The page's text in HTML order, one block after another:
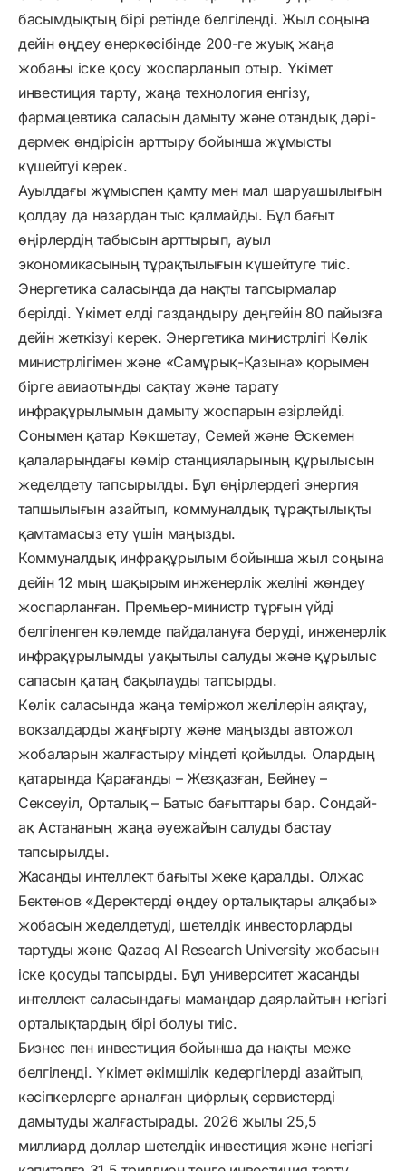
басымдықтың бірі ретінде белгіленді. Жыл соңына
дейін өңдеу өнеркәсібінде 200-ге жуық жаңа
жобаны іске қосу жоспарланып отыр. Үкімет
инвестиция тарту, жаңа технология енгізу,
фармацевтика саласын дамыту және отандық дәрі-
дәрмек өндірісін арттыру бойынша жұмысты
күшейтуі керек.
Ауылдағы жұмыспен қамту мен мал шаруашылығын
қолдау да назардан тыс қалмайды. Бұл бағыт
өңірлердің табысын арттырып, ауыл
экономикасының тұрақтылығын күшейтуге тиіс.
Энергетика саласында да нақты тапсырмалар
берілді. Үкімет елді газдандыру деңгейін 80 пайызға
дейін жеткізуі керек. Энергетика министрлігі Көлік
министрлігімен және «Самұрық-Қазына» қорымен
бірге авиаотынды сақтау және тарату
инфрақұрылымын дамыту жоспарын әзірлейді.
Сонымен қатар Көкшетау, Семей және Өскемен
қалаларындағы көмір станцияларының құрылысын
жеделдету тапсырылды. Бұл өңірлердегі энергия
тапшылығын азайтып, коммуналдық тұрақтылықты
қамтамасыз ету үшін маңызды.
Коммуналдық инфрақұрылым бойынша жыл соңына
дейін 12 мың шақырым инженерлік желіні жөндеу
жоспарланған. Премьер-министр тұрғын үйді
белгіленген көлемде пайдалануға беруді, инженерлік
инфрақұрылымды уақытылы салуды және құрылыс
сапасын қатаң бақылауды тапсырды.
Көлік саласында жаңа теміржол желілерін аяқтау,
вокзалдарды жаңғырту және маңызды автожол
жобаларын жалғастыру міндеті қойылды. Олардың
қатарында Қарағанды – Жезқазған, Бейнеу –
Сексеуіл, Орталық – Батыс бағыттары бар. Сондай-
ақ Астананың жаңа әуежайын салуды бастау
тапсырылды.
Жасанды интеллект бағыты жеке қаралды. Олжас
Бектенов «Деректерді өңдеу орталықтары алқабы»
жобасын жеделдетуді, шетелдік инвесторларды
тартуды және Qazaq AI Research University жобасын
іске қосуды тапсырды. Бұл университет жасанды
интеллект саласындағы мамандар даярлайтын негізгі
орталықтардың бірі болуы тиіс.
Бизнес пен инвестиция бойынша да нақты меже
белгіленді. Үкімет әкімшілік кедергілерді азайтып,
кәсіпкерлерге арналған цифрлық сервистерді
дамытуды жалғастырады. 2026 жылы 25,5
миллиард доллар шетелдік инвестиция және негізгі